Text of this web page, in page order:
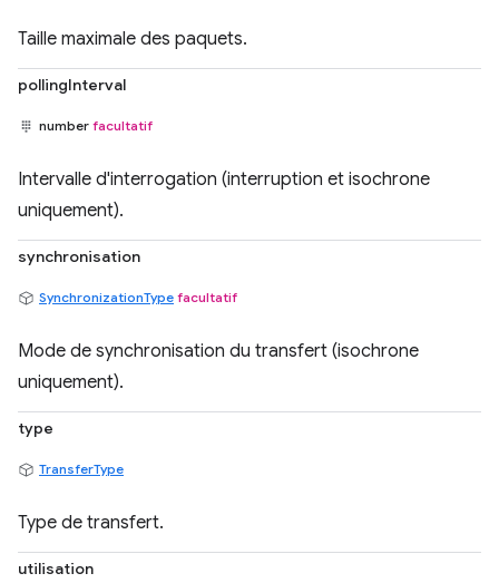
Taille maximale des paquets.
pollingInterval
number facultatif
Intervalle d'interrogation (interruption et isochrone
uniquement).
synchronisation
SynchronizationType facultatif
Mode de synchronisation du transfert (isochrone
uniquement).
type
TransferType
Type de transfert.
utilisation